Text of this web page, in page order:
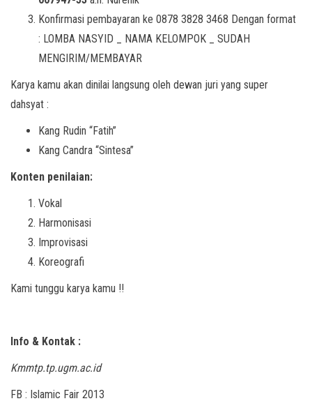
Konfirmasi pembayaran ke 0878 3828 3468 Dengan format
: LOMBA NASYID _ NAMA KELOMPOK _ SUDAH
MENGIRIM/MEMBAYAR
Karya kamu akan dinilai langsung oleh dewan juri yang super
dahsyat :
Kang Rudin “Fatih”
Kang Candra “Sintesa”
Konten penilaian:
Vokal
Harmonisasi
Improvisasi
Koreografi
Kami tunggu karya kamu !!
Info & Kontak :
Kmmtp.tp.ugm.ac.id
FB : Islamic Fair 2013